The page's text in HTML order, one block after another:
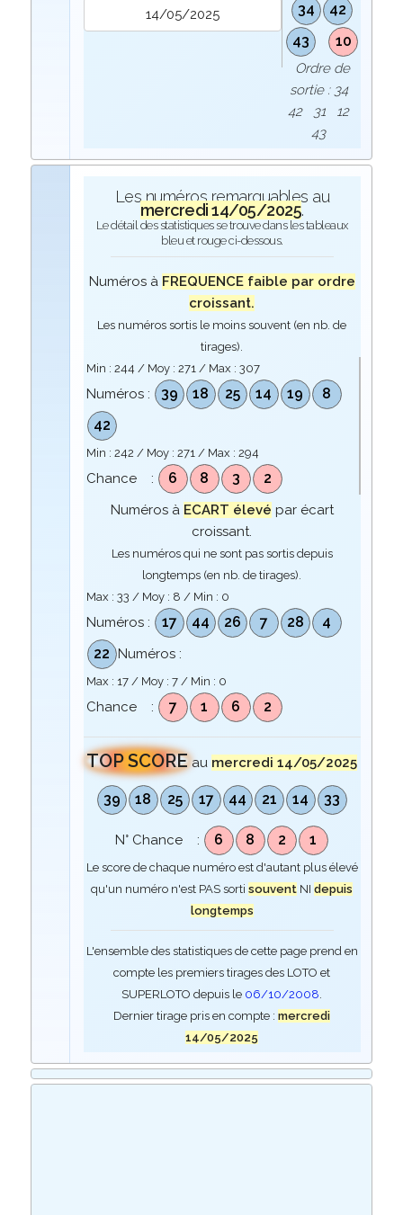
34
42
43
10
Ordre de
sortie : 34
42 31 12
43
Les numéros remarquables au
mercredi 14/05/2025.
Le détail des statistiques se trouve dans les tableaux
bleu et rouge ci-dessous.
Numéros à FREQUENCE faible par ordre
croissant.
Les numéros sortis le moins souvent (en nb. de
tirages).
Min : 244 / Moy : 271/ Max : 307
Numéros : 39 18 25 14 19
8
42
Min : 242 / Moy : 271/ Max : 294
Chance : 6 8 3 2
Numéros à ECART élevé par écart
croissant.
Les numéros qui ne sont pas sortis depuis
longtemps (en nb. de tirages).
Max : 33 / Moy : 8 / Min : 0
Numéros : 17 44 26 7 28
4
22 Numéros :
Max : 17/ Moy : 7/ Min : 0
Chance : 7 1 6 2
TOP SCORE au mercredi 14/05/2025
39 18 25 17 44 21 14 33
N° Chance : 6 8 2 1
Le score de chaque numéro est d'autant plus élevé
qu'un numéro n'est PAS sortisouvent NIdepuis
longtemps
L'ensemble des statistiques de cette page prend en
compte les premiers tirages des LOTO et
SUPERLOTO depuis le 06/10/2008.
Dernier tirage pris en compte :mercredi
14/05/2025